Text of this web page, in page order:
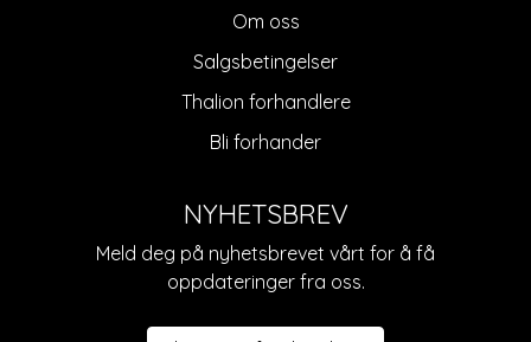
Om oss
Salgsbetingelser
Thalion forhandlere
Bli forhander
NYHETSBREV
Meld deg på nyhetsbrevet vårt for å få
oppdateringer fra oss.